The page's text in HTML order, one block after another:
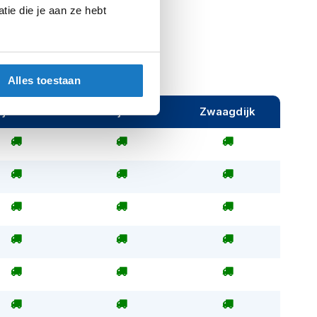
die je aan ze hebt
Alles toestaan
Rijen Zwaagdijk